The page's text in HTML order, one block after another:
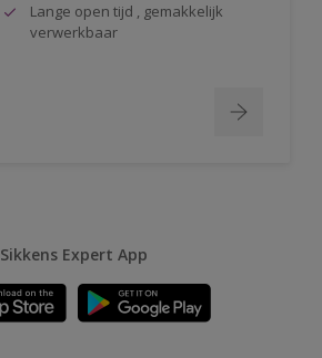
Lange open tijd , gemakkelijk
verwerkbaar
Sikkens Expert App